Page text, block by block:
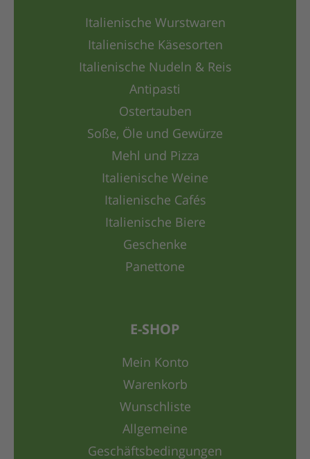
Italienische Wurstwaren
Italienische Käsesorten
Italienische Nudeln & Reis
Antipasti
Ostertauben
Soße, Öle und Gewürze
Mehl und Pizza
Italienische Weine
Italienische Cafés
Italienische Biere
Geschenke
Panettone
E-SHOP
Mein Konto
Warenkorb
Wunschliste
Allgemeine
Geschäftsbedingungen